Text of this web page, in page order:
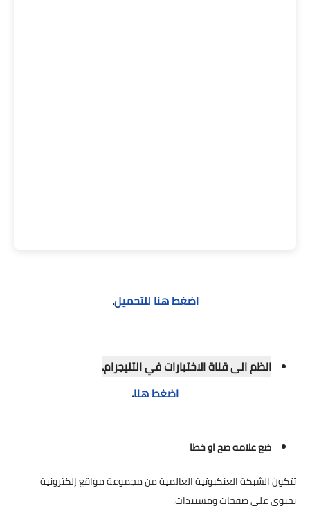
اضغط هنا للتحميل.
انظم الى قناة الاختبارات في التليجرام.
اضغط هنا.
ضع علامه صح او خطا
تتكون الشبكة العنكبوتية العالمية من مجموعة مواقع إلكترونية
تحتوي على صفحات ومستندات.